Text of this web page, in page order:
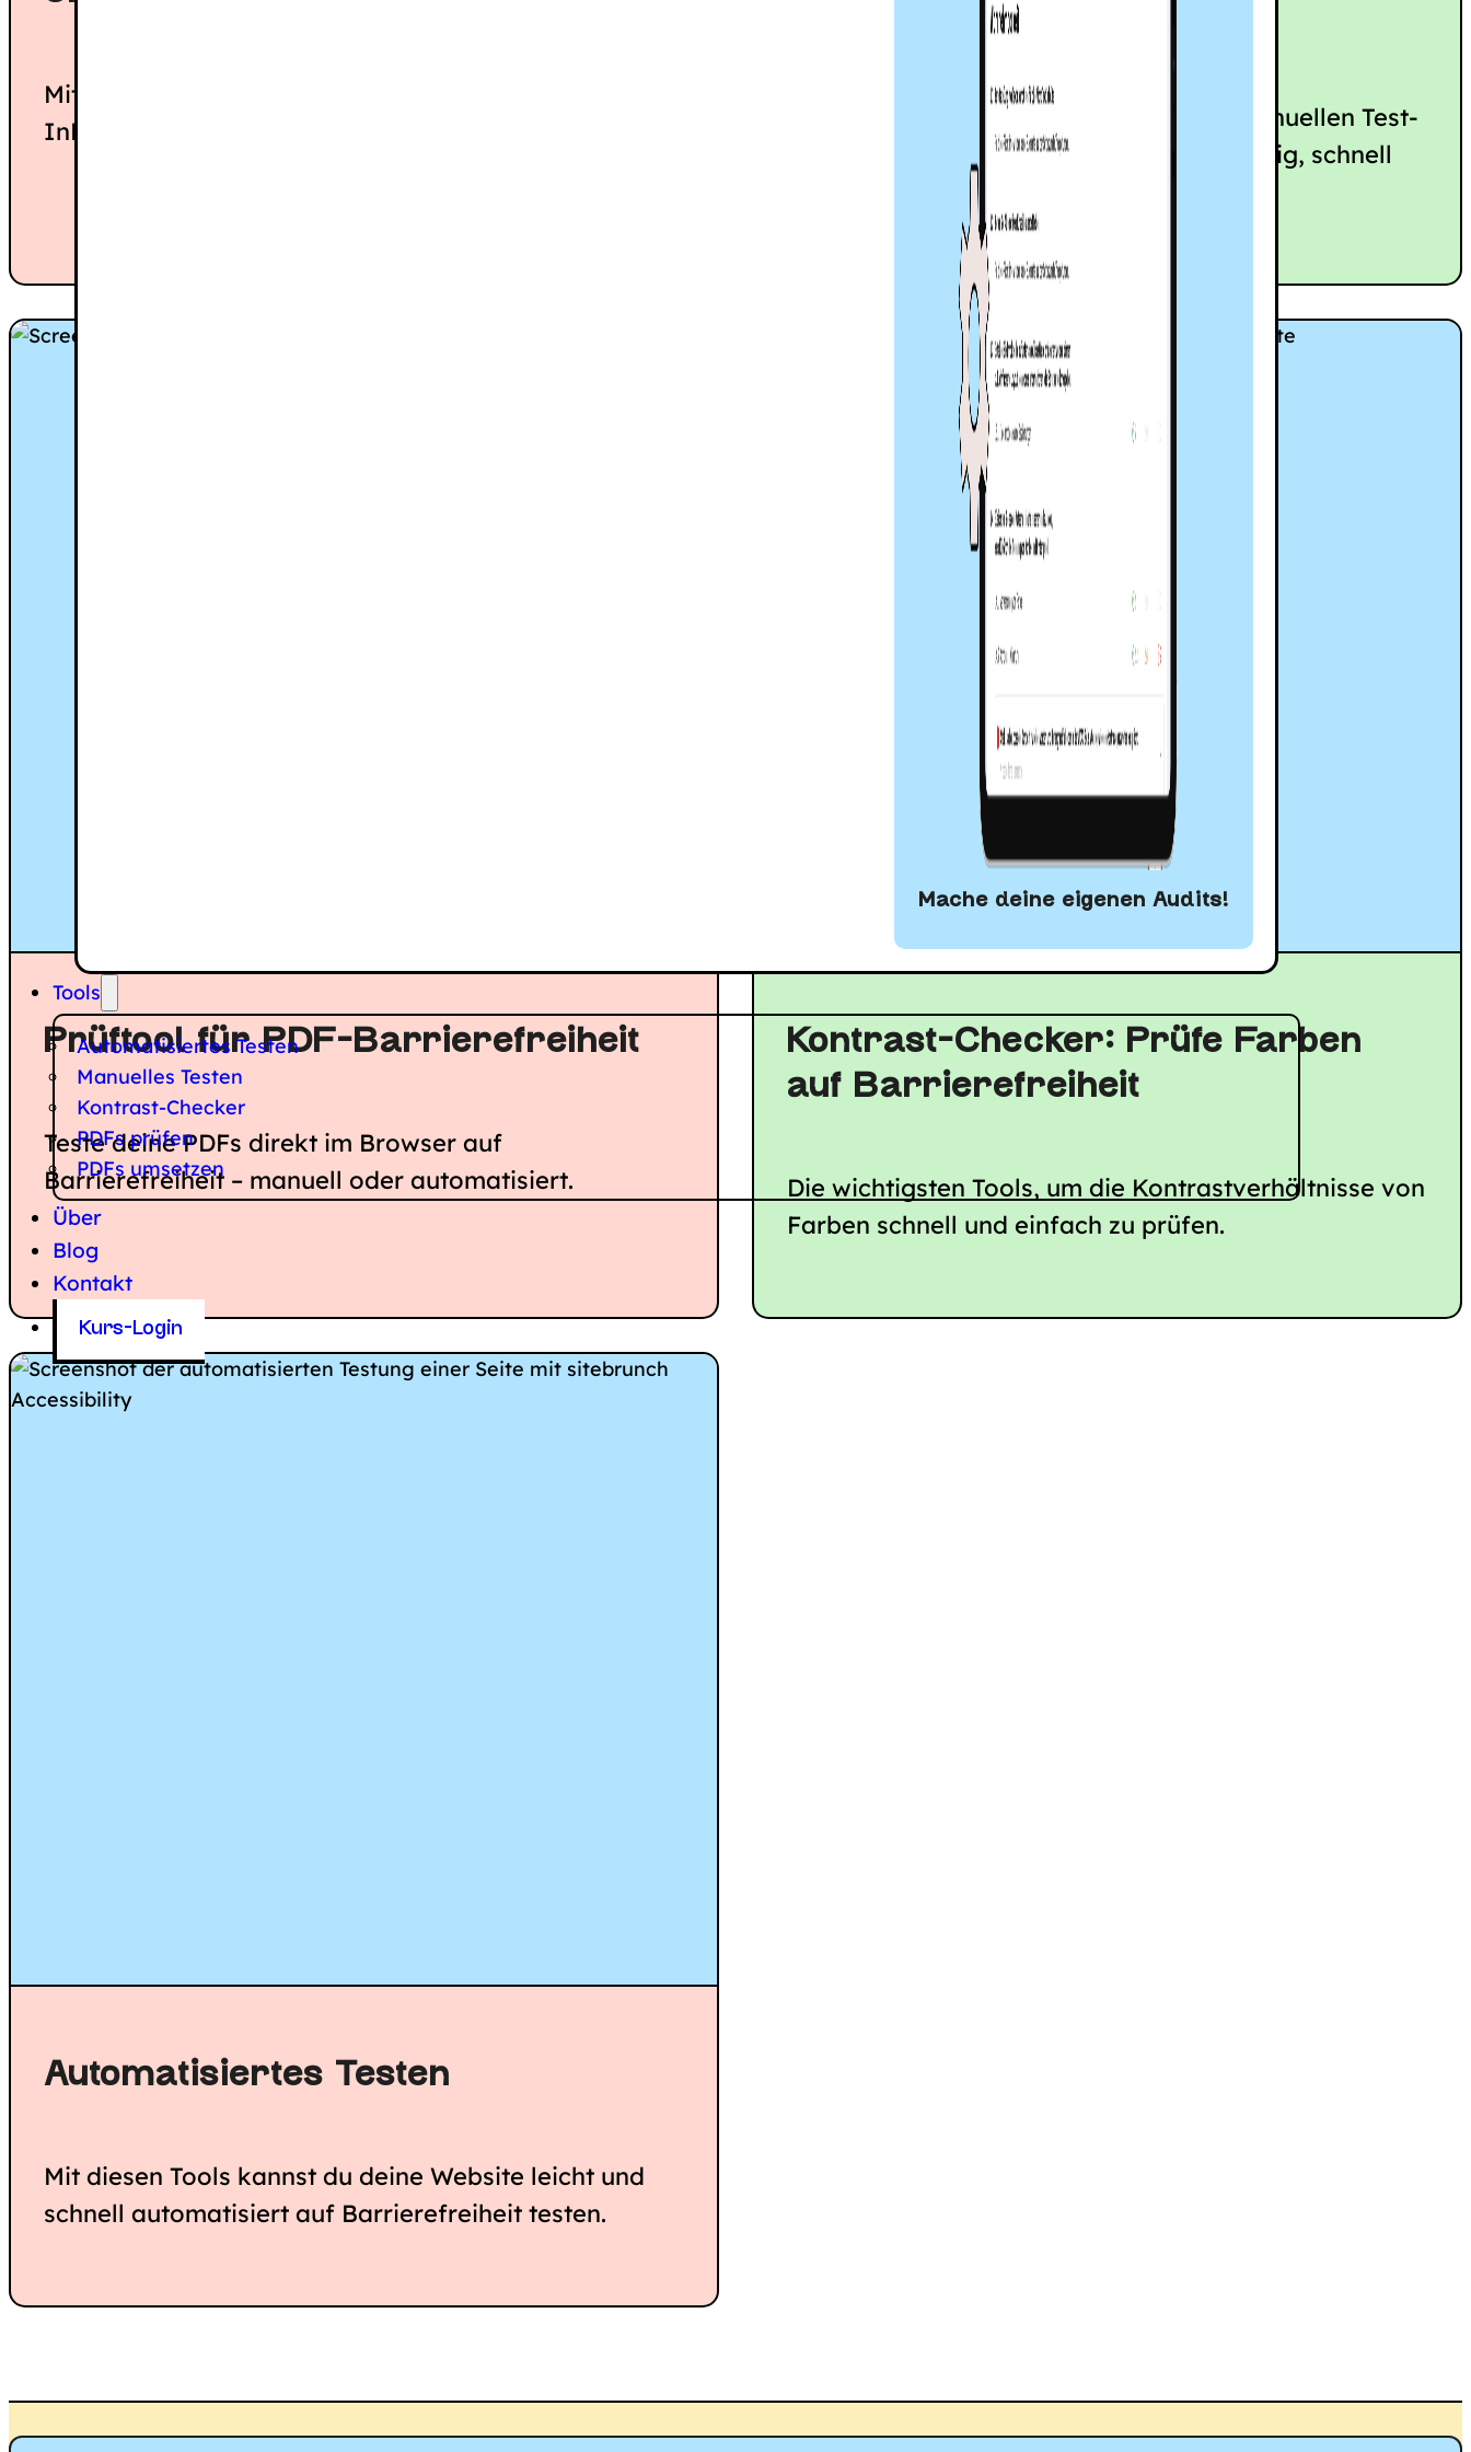
Mache deine eigenen Audits!
Tools
Automatisiertes Testen
Manuelles Testen
Kontrast-Checker
PDFs prüfen
PDFs umsetzen
Über
Blog
Kontakt
Kurs-Login
Mit diesen Tools kannst du deine PDFs in Word,
InDesign oder direkt im Browser barrierefrei machen.
Barrierefreiheit
Das Accessibility-Center: Mit unserem manuellen Test-
Tool prüfst du deine Webseite selbstständig, schnell
und effizient auf digitale Barrierefreiheit!
Prüftool für PDF-Barrierefreiheit
Teste deine PDFs direkt im Browser auf
Barrierefreiheit – manuell oder automatisiert.
Kontrast-Checker: Prüfe Farben
auf Barrierefreiheit
Die wichtigsten Tools, um die Kontrastverhältnisse von
Farben schnell und einfach zu prüfen.
Automatisiertes Testen
Mit diesen Tools kannst du deine Website leicht und
schnell automatisiert auf Barrierefreiheit testen.